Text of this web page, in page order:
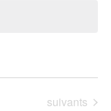
Évènements
suivants